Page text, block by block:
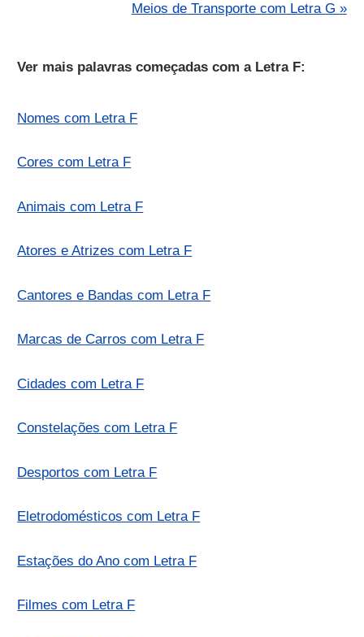
Meios de Transporte com Letra G »
Ver mais palavras começadas com a Letra F:
Nomes com Letra F
Cores com Letra F
Animais com Letra F
Atores e Atrizes com Letra F
Cantores e Bandas com Letra F
Marcas de Carros com Letra F
Cidades com Letra F
Constelações com Letra F
Desportos com Letra F
Eletrodomésticos com Letra F
Estações do Ano com Letra F
Filmes com Letra F